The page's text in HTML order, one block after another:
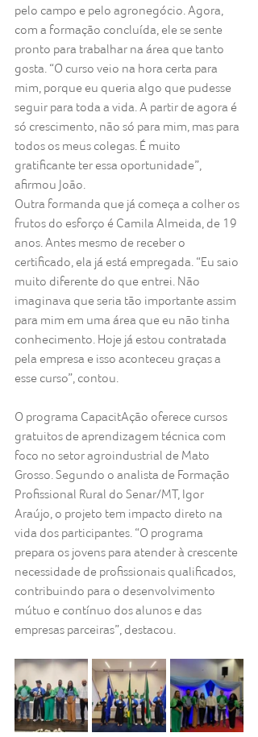
pelo campo e pelo agronegócio. Agora,
com a formação concluída, ele se sente
pronto para trabalhar na área que tanto
gosta. “O curso veio na hora certa para
mim, porque eu queria algo que pudesse
seguir para toda a vida. A partir de agora é
só crescimento, não só para mim, mas para
todos os meus colegas. É muito
gratificante ter essa oportunidade”,
afirmou João.
Outra formanda que já começa a colher os
frutos do esforço é Camila Almeida, de 19
anos. Antes mesmo de receber o
certificado, ela já está empregada. “Eu saio
muito diferente do que entrei. Não
imaginava que seria tão importante assim
para mim em uma área que eu não tinha
conhecimento. Hoje já estou contratada
pela empresa e isso aconteceu graças a
esse curso”, contou.
O programa CapacitAção oferece cursos
gratuitos de aprendizagem técnica com
foco no setor agroindustrial de Mato
Grosso. Segundo o analista de Formação
Profissional Rural do Senar/MT, Igor
Araújo, o projeto tem impacto direto na
vida dos participantes. “O programa
prepara os jovens para atender à crescente
necessidade de profissionais qualificados,
contribuindo para o desenvolvimento
mútuo e contínuo dos alunos e das
empresas parceiras”, destacou.